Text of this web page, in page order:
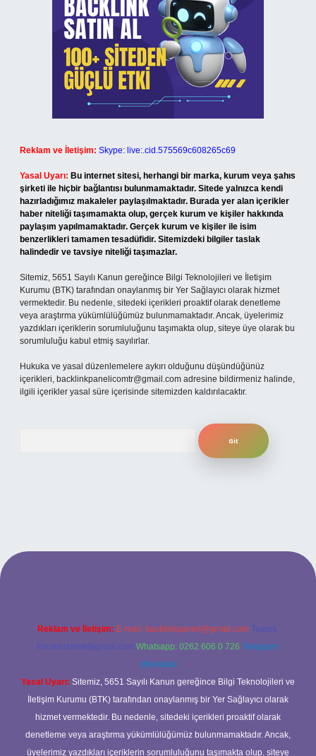
Reklam ve İletişim: Skype: live:.cid.575569c608265c69
Yasal Uyarı: Bu internet sitesi, herhangi bir marka, kurum veya şahıs
şirketi ile hiçbir bağlantısı bulunmamaktadır. Sitede yalnızca kendi
hazırladığımız makaleler paylaşılmaktadır. Burada yer alan içerikler
haber niteliği taşımamakta olup, gerçek kurum ve kişiler hakkında
paylaşım yapılmamaktadır. Gerçek kurum ve kişiler ile isim
benzerlikleri tamamen tesadüfidir. Sitemizdeki bilgiler taslak
halindedir ve tavsiye niteliği taşımazlar.
Sitemiz, 5651 Sayılı Kanun gereğince Bilgi Teknolojileri ve İletişim
Kurumu (BTK) tarafından onaylanmış bir Yer Sağlayıcı olarak hizmet
vermektedir. Bu nedenle, sitedeki içerikleri proaktif olarak denetleme
veya araştırma yükümlülüğümüz bulunmamaktadır. Ancak, üyelerimiz
yazdıkları içeriklerin sorumluluğunu taşımakta olup, siteye üye olarak bu
sorumluluğu kabul etmiş sayılırlar.
Hukuka ve yasal düzenlemelere aykırı olduğunu düşündüğünüz
içerikleri, backlinkpanelicomtr@gmail.com adresine bildirmeniz halinde,
ilgili içerikler yasal süre içerisinde sitemizden kaldırılacaktır.
giriş
Reklam ve İletişim: E-mail: backlinkpaneli@gmail.com Teams:
forumhizmeti@gmail.com Whatsapp: 0262 606 0 726 Telegram:
@karabul
Yasal Uyarı: Sitemiz, 5651 Sayılı Kanun gereğince Bilgi Teknolojileri ve
İletişim Kurumu (BTK) tarafından onaylanmış bir Yer Sağlayıcı olarak
hizmet vermektedir. Bu nedenle, sitedeki içerikleri proaktif olarak
denetleme veya araştırma yükümlülüğümüz bulunmamaktadır. Ancak,
üyelerimiz yazdıkları içeriklerin sorumluluğunu taşımakta olup, siteye